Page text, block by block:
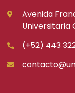
Avenida
Universitaria
(+52) 443